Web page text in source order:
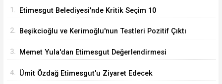
1. Etimesgut Belediyesi'nde Kritik Seçim 10
2. Beşikcioğlu ve Kerimoğlu'nun Testleri Pozitif Çıktı
3. Memet Yula'dan Etimesgut Değerlendirmesi
4. Ümit Özdağ Etimesgut'u Ziyaret Edecek